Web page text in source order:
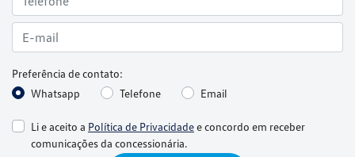
Preferência de contato:
Whatsapp
Telefone Email
Li e aceito a Política de Privacidadee concordo em receber
comunicações da concessionária.